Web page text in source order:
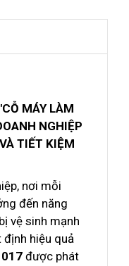
MÁY LÀM
NGHIỆP
TIẾT KIỆM
nơi mỗi
đến năng
vệ sinh mạnh
định hiệu quả
được phát